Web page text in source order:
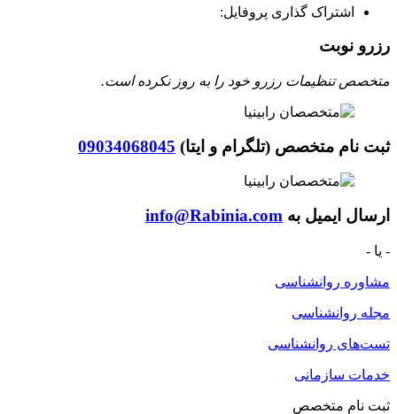
اشتراک گذاری پروفایل:
رزرو نوبت
متخصص تنظیمات رزرو خود را به روز نکرده است.
ثبت نام متخصص (تلگرام و ایتا) 09034068045
ارسال ایمیل به info@Rabinia.com
- یا -
مشاوره روانشناسی
مجله روانشناسی
تست‌های روانشناسی
خدمات سازمانی
ثبت نام متخصص